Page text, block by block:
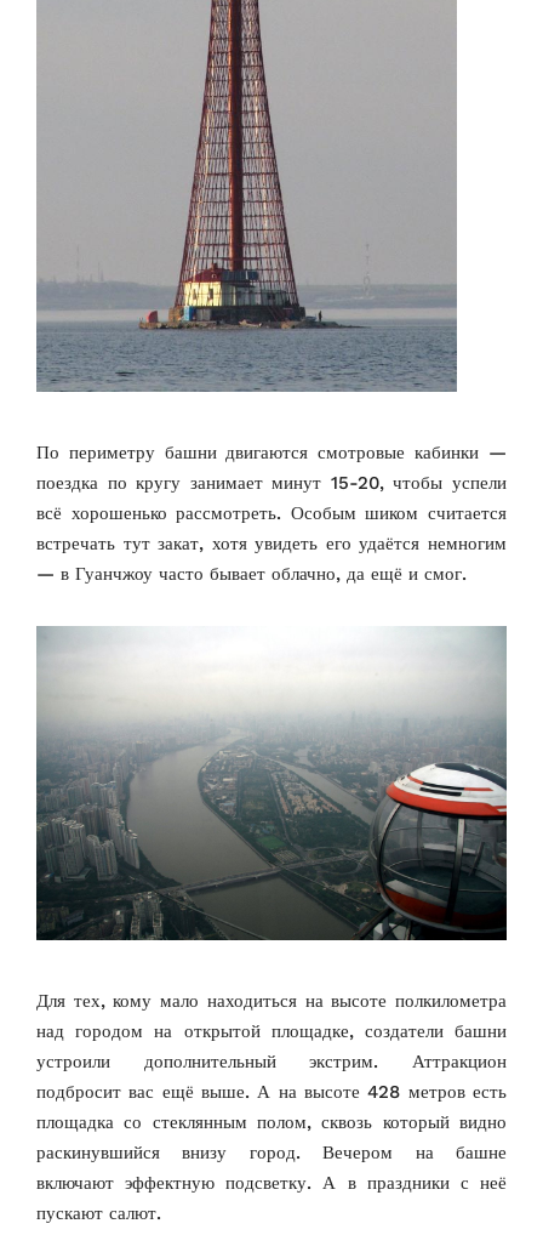
По периметру башни двигаются смотровые кабинки —
поездка по кругу занимает минут 15-20, чтобы успели
всё хорошенько рассмотреть. Особым шиком считается
встречать тут закат, хотя увидеть его удаётся немногим
— в Гуанчжоу часто бывает облачно, да ещё и смог.
Для тех, кому мало находиться на высоте полкилометра
над городом на открытой площадке, создатели башни
устроили дополнительный экстрим. Аттракцион
подбросит вас ещё выше. А на высоте 428 метров есть
площадка со стеклянным полом, сквозь который видно
раскинувшийся внизу город. Вечером на башне
включают эффектную подсветку. А в праздники с неё
пускают салют.